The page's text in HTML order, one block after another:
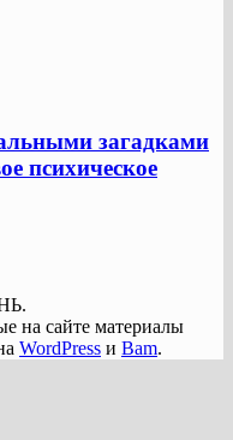
загадками
психическое
на сайте материалы
WordPress и Bam.